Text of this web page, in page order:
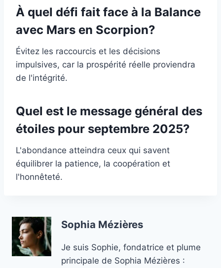
À quel défi fait face à la Balance
avec Mars en Scorpion?
Évitez les raccourcis et les décisions
impulsives, car la prospérité réelle proviendra
de l'intégrité.
Quel est le message général des
étoiles pour septembre 2025?
L'abondance atteindra ceux qui savent
équilibrer la patience, la coopération et
l'honnêteté.
Sophia Mézières
Je suis Sophie, fondatrice et plume
principale de Sophia Mézières :